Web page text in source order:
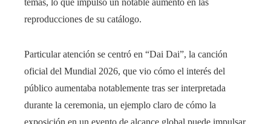
temas, lo que impulsó un notable aumento en las
reproducciones de su catálogo.
Particular atención se centró en “Dai Dai”, la canción
oficial del Mundial 2026, que vio cómo el interés del
público aumentaba notablemente tras ser interpretada
durante la ceremonia, un ejemplo claro de cómo la
exposición en un evento de alcance global puede impulsar